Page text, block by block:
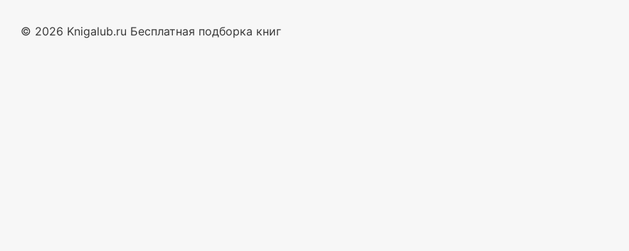
© 2026 Knigalub.ru Бесплатная подборка книг